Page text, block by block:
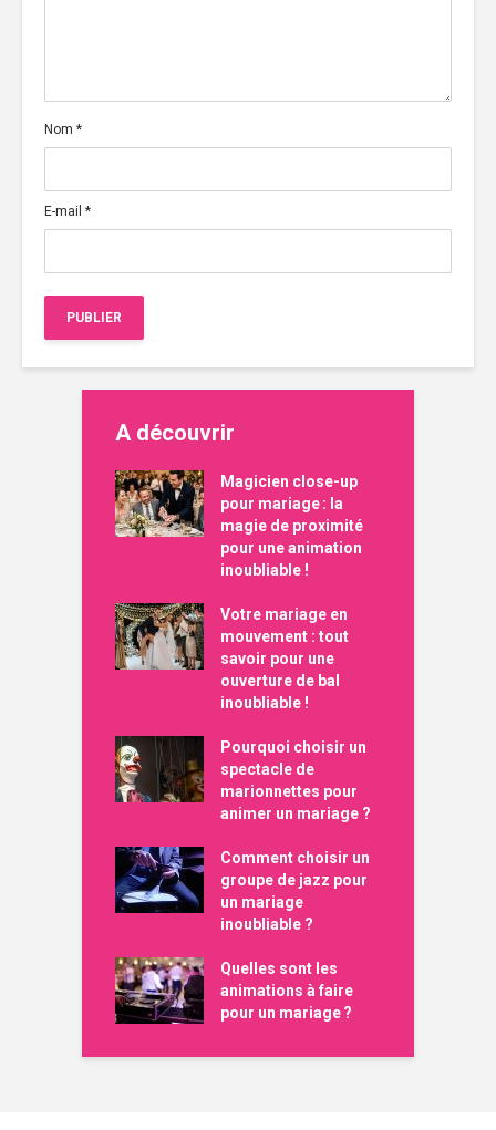
Nom *
E-mail *
A découvrir
Magicien close-up
pour mariage : la
magie de proximité
pour une animation
inoubliable !
Votre mariage en
mouvement : tout
savoir pour une
ouverture de bal
inoubliable !
Pourquoi choisir un
spectacle de
marionnettes pour
animer un mariage ?
Comment choisir un
groupe de jazz pour
un mariage
inoubliable ?
Quelles sont les
animations à faire
pour un mariage ?